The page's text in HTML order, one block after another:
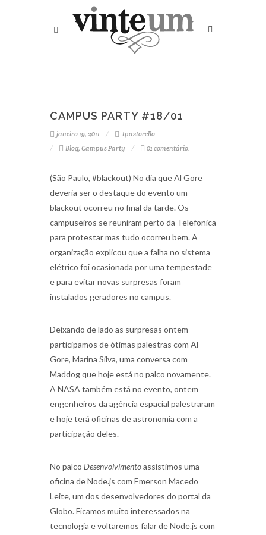
CAMPUS PARTY #18/01
janeiro 19, 2011
tpastorello
Blog, Campus Party 01 comentário.
(São Paulo, #blackout) No dia que Al Gore
deveria ser o destaque do evento um
blackout ocorreu no final da tarde. Os
campuseiros se reuniram perto da Telefonica
para protestar mas tudo ocorreu bem. A
organização explicou que a falha no sistema
elétrico foi ocasionada por uma tempestade
e para evitar novas surpresas foram
instalados geradores no campus.
Deixando de lado as surpresas ontem
participamos de ótimas palestras com Al
Gore, Marina Silva, uma conversa com
Maddog que hoje está no palco novamente.
A NASA também está no evento, ontem
engenheiros da agência espacial palestraram
e hoje terá oficinas de astronomia com a
participação deles.
No palco Desenvolvimentoassistimos uma
oficina de Node.js com Emerson Macedo
Leite, um dos desenvolvedores do portal da
Globo. Ficamos muito interessados na
tecnologia e voltaremos falar de Node.js com